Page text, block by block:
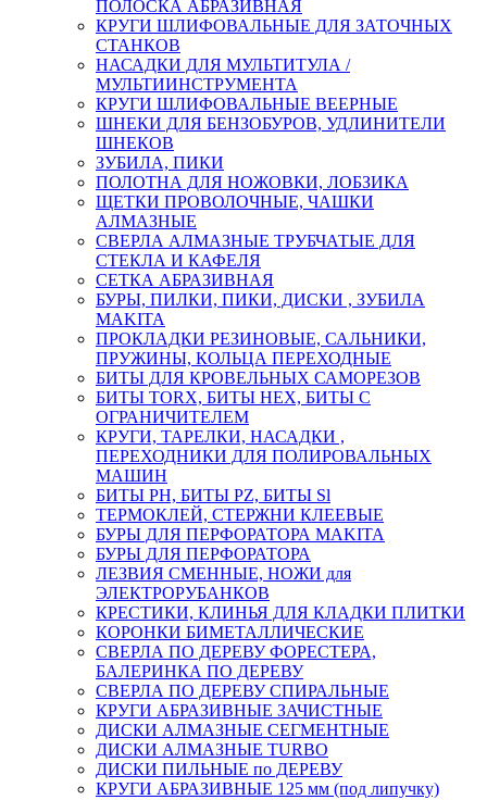
ПОЛОСКА АБРАЗИВНАЯ
КРУГИ ШЛИФОВАЛЬНЫЕ ДЛЯ ЗАТОЧНЫХ
СТАНКОВ
НАСАДКИ ДЛЯ МУЛЬТИТУЛА /
МУЛЬТИИНСТРУМЕНТА
КРУГИ ШЛИФОВАЛЬНЫЕ ВЕЕРНЫЕ
ШНЕКИ ДЛЯ БЕНЗОБУРОВ, УДЛИНИТЕЛИ
ШНЕКОВ
ЗУБИЛА, ПИКИ
ПОЛОТНА ДЛЯ НОЖОВКИ, ЛОБЗИКА
ЩЕТКИ ПРОВОЛОЧНЫЕ, ЧАШКИ
АЛМАЗНЫЕ
СВЕРЛА АЛМАЗНЫЕ ТРУБЧАТЫЕ ДЛЯ
СТЕКЛА И КАФЕЛЯ
СЕТКА АБРАЗИВНАЯ
БУРЫ, ПИЛКИ, ПИКИ, ДИСКИ , ЗУБИЛА
MAKITA
ПРОКЛАДКИ РЕЗИНОВЫЕ, САЛЬНИКИ,
ПРУЖИНЫ, КОЛЬЦА ПЕРЕХОДНЫЕ
БИТЫ ДЛЯ КРОВЕЛЬНЫХ САМОРЕЗОВ
БИТЫ TORX, БИТЫ НЕХ, БИТЫ С
ОГРАНИЧИТЕЛЕМ
КРУГИ, ТАРЕЛКИ, НАСАДКИ ,
ПЕРЕХОДНИКИ ДЛЯ ПОЛИРОВАЛЬНЫХ
МАШИН
БИТЫ PH, БИТЫ PZ, БИТЫ Sl
ТЕРМОКЛЕЙ, СТЕРЖНИ КЛЕЕВЫЕ
БУРЫ ДЛЯ ПЕРФОРАТОРА MAKITA
БУРЫ ДЛЯ ПЕРФОРАТОРА
ЛЕЗВИЯ СМЕННЫЕ, НОЖИ для
ЭЛЕКТРОРУБАНКОВ
КРЕСТИКИ, КЛИНЬЯ ДЛЯ КЛАДКИ ПЛИТКИ
КОРОНКИ БИМЕТАЛЛИЧЕСКИЕ
СВЕРЛА ПО ДЕРЕВУ ФОРЕСТЕРА,
БАЛЕРИНКА ПО ДЕРЕВУ
СВЕРЛА ПО ДЕРЕВУ СПИРАЛЬНЫЕ
КРУГИ АБРАЗИВНЫЕ ЗАЧИСТНЫЕ
ДИСКИ АЛМАЗНЫЕ СЕГМЕНТНЫЕ
ДИСКИ АЛМАЗНЫЕ TURBO
ДИСКИ ПИЛЬНЫЕ по ДЕРЕВУ
КРУГИ АБРАЗИВНЫЕ 125 мм (под липучку)